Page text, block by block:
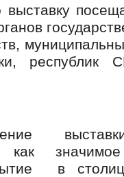
выставку
республик
как
в